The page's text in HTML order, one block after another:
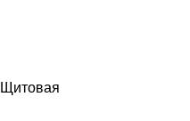
Щитовая